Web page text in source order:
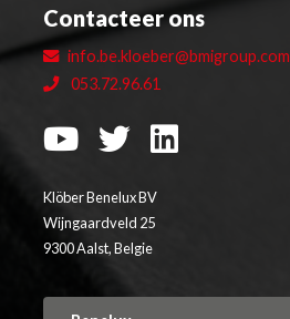
Contacteer ons
info.be.kloeber@bmigroup.com
053.72.96.61
Klöber Benelux BV
Wijngaardveld 25
9300 Aalst, Belgie